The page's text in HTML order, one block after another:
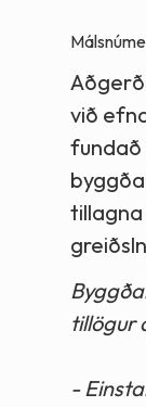
við
fundað
tillögur
-